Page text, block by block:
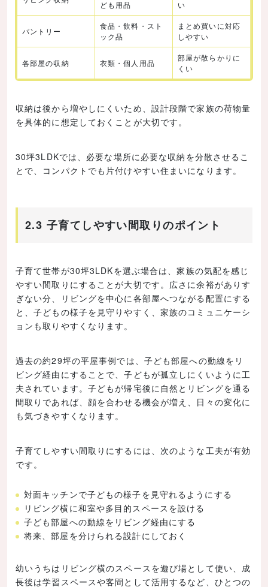
ども用品
い
パントリー
食品・飲料・スト
ック品
まとめ買いに対応
しやすい
各部屋の収納 衣類・個人用品
部屋が散らかりに
くい
収納は後から増やしにくいため、設計段階で家族の荷物量
を具体的に想定しておくことが大切です。
30坪3LDKでは、必要な場所に必要な収納を分散させるこ
とで、コンパクトでも片付けやすい住まいになります。
2.3 子育てしやすい間取りのポイント
子育て世帯が30坪3LDKを選ぶ場合は、家族の気配を感じ
やすい間取りにすることが大切です。広さに余裕がありす
ぎない分、リビングを中心に各部屋へつながる配置にする
と、子どもの様子を見守りやすく、家族のコミュニケーシ
ョンも取りやすくなります。
過去の約29坪の平屋事例では、子ども部屋への動線をリ
ビング経由にすることで、子どもが孤立しにくいように工
夫されています。子どもが帰宅後に自然とリビングを通る
間取りであれば、顔を合わせる機会が増え、日々の変化に
も気づきやすくなります。
子育てしやすい間取りにするには、次のような工夫が有効
です。
対面キッチンで子どもの様子を見守れるようにする
リビング横に和室や多目的スペースを設ける
子ども部屋への動線をリビング経由にする
将来、部屋を分けられる設計にしておく
幼いうちはリビング横のスペースを遊び場として使い、成
長後は学習スペースや客間として活用するなど、ひとつの